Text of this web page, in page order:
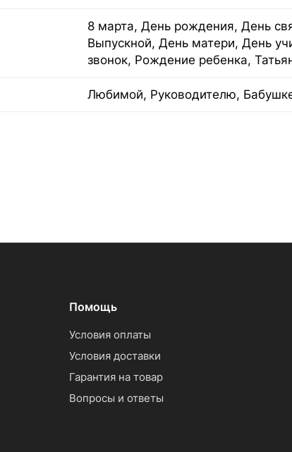
8 марта, День рождения, День
Выпускной, День матери, День
звонок, Рождение ребенка,
Любимой, Руководителю,
Помощь
Условия оплаты
Условия доставки
Гарантия на товар
Вопросы и ответы